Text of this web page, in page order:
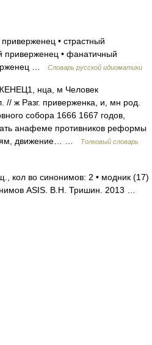
• страстный
приверженец • фанатичный
…
Словарь русской идиоматики
нца, м Человек
// ж Разг. приверженка, и, мн род.
собора 1666 1667 годов,
анафеме противников реформы
движение… …
Толковый словарь
кол во синонимов: 2 • модник (17)
ASIS. В.Н. Тришин. 2013 …